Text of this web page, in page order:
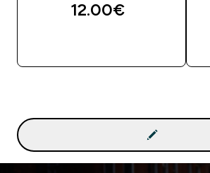
12.00€‎